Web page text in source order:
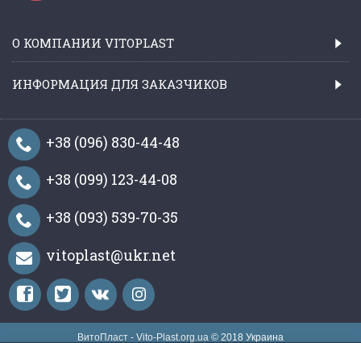
О КОМПАНИИ VITOPLAST
ИНФОРМАЦИЯ ДЛЯ ЗАКАЗЧИКОВ
+38 (096) 830-44-48
+38 (099) 123-44-08
+38 (093) 539-70-35
vitoplast@ukr.net
ВитоПласт - Vito-Plast.org.ua © 2018 Украина